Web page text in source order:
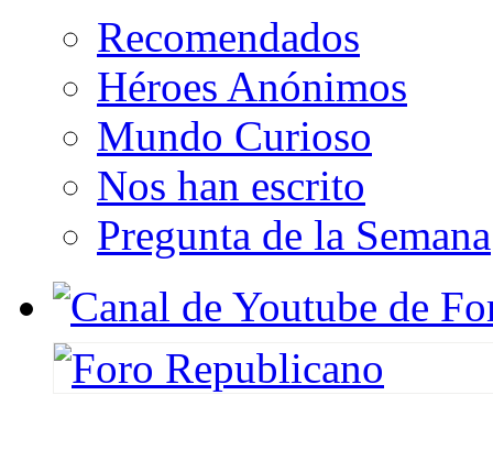
Recomendados
Héroes Anónimos
Mundo Curioso
Nos han escrito
Pregunta de la Semana